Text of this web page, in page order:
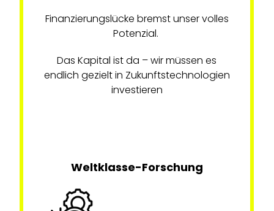
Finanzierungslücke bremst unser volles
Potenzial.
Das Kapital ist da – wir müssen es
endlich gezielt in Zukunftstechnologien
investieren
Weltklasse-Forschung